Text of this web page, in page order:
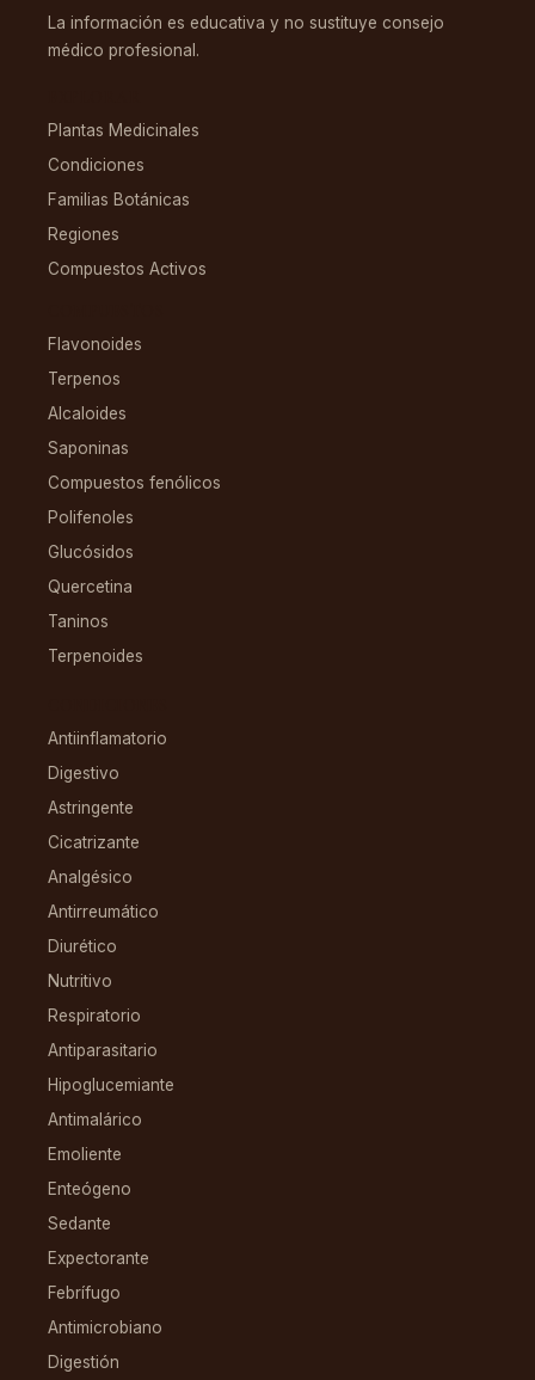
La información es educativa y no sustituye consejo
médico profesional.
Plantas Medicinales
Condiciones
Familias Botánicas
Regiones
Compuestos Activos
Flavonoides
Terpenos
Alcaloides
Saponinas
Compuestos fenólicos
Polifenoles
Glucósidos
Quercetina
Taninos
Terpenoides
Antiinflamatorio
Digestivo
Astringente
Cicatrizante
Analgésico
Antirreumático
Diurético
Nutritivo
Respiratorio
Antiparasitario
Hipoglucemiante
Antimalárico
Emoliente
Enteógeno
Sedante
Expectorante
Febrífugo
Antimicrobiano
Digestión